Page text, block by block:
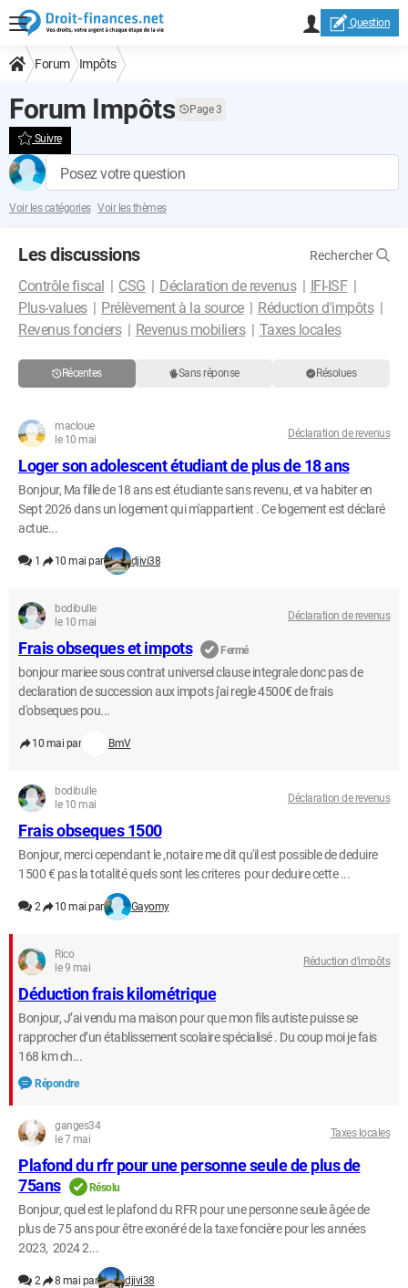
Question
Forum Impôts
Forum Impôts Page 3
Suivre
Posez votre question
Voir les catégories Voir les thèmes
Les discussions Rechercher
Contrôle fiscal CSG Déclaration de revenus
IFI-ISF
Plus-values
Prélèvement à la source
Réduction d'impôts
Revenus fonciers
Revenus mobiliers Taxes locales
Récentes Sans réponse Résolues
macloue
le 10 mai
Déclaration de revenus
Loger son adolescent étudiant de plus de 18 ans
Bonjour, Ma fille de 18 ans est étudiante sans revenu, et va habiter en
Sept 2026 dans un logement qui m'appartient . Ce logement est déclaré
actue...
1 10 mai par djivi38
bodibulle
le 10 mai
Déclaration de revenus
Frais obseques et impots Fermé
bonjour mariee sous contrat universel clause integrale donc pas de
declaration de succession aux impots j'ai regle 4500€ de frais
d'obseques pou...
10 mai par BmV
bodibulle
le 10 mai
Déclaration de revenus
Frais obseques 1500
Bonjour, merci cependant le ,notaire me dit qu'il est possible de deduire
1500 € pas la totalité quels sont les criteres pour deduire cette ...
2 10 mai par Gayomy
Rico
le 9 mai
Réduction d'impôts
Déduction frais kilométrique
Bonjour, J’ai vendu ma maison pour que mon fils autiste puisse se
rapprocher d’un établissement scolaire spécialisé . Du coup moi je fais
168 km ch...
Répondre
ganges34
le 7 mai
Taxes locales
Plafond du rfr pour une personne seule de plus de
75ans
Résolu
Bonjour, quel est le plafond du RFR pour une personne seule âgée de
plus de 75 ans pour être exonéré de la taxe foncière pour les années
2023, 2024 2...
2 8 mai par djivi38